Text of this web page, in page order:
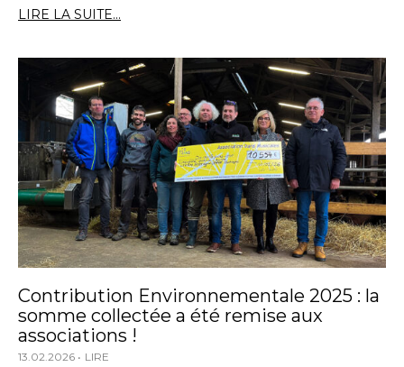
LIRE LA SUITE...
Contribution Environnementale 2025 : la
somme collectée a été remise aux
associations !
13.02.2026 LIRE